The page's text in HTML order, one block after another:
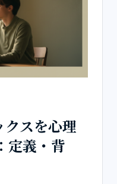
クスを心理
定義・背